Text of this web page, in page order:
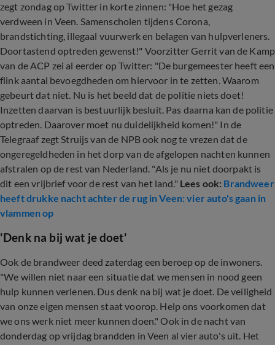
zegt zondag op Twitter in korte zinnen: "Hoe het gezag
verdween in Veen. Samenscholen tijdens Corona,
brandstichting, illegaal vuurwerk en belagen van hulpverleners.
Doortastend optreden gewenst!" Voorzitter Gerrit van de Kamp
van de ACP zei al eerder op Twitter: "De burgemeester heeft een
flink aantal bevoegdheden om hiervoor in te zetten. Waarom
gebeurt dat niet. Nu is het beeld dat de politie niets doet!
Inzetten daarvan is bestuurlijk besluit. Pas daarna kan de politie
optreden. Daarover moet nu duidelijkheid komen!" In de
Telegraaf zegt Struijs van de NPB ook nog te vrezen dat de
ongeregeldheden in het dorp van de afgelopen nachten kunnen
afstralen op de rest van Nederland. "Als je nu niet doorpakt is
dit een vrijbrief voor de rest van het land." Lees ook: Brandweer
heeft drukke nacht achter de rug in Veen: vier auto's gaan in
vlammen op
'Denk na bij wat je doet'
Ook de brandweer deed zaterdag een beroep op de inwoners.
"We willen niet naar een situatie dat we mensen in nood geen
hulp kunnen verlenen. Dus denk na bij wat je doet. De veiligheid
van onze eigen mensen staat voorop. Help ons voorkomen dat
we ons werk niet meer kunnen doen." Ook in de nacht van
donderdag op vrijdag brandden in Veen al vier auto's uit. Het